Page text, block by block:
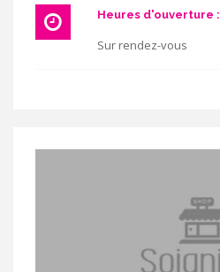
Heures d'ouverture :
Sur rendez-vous